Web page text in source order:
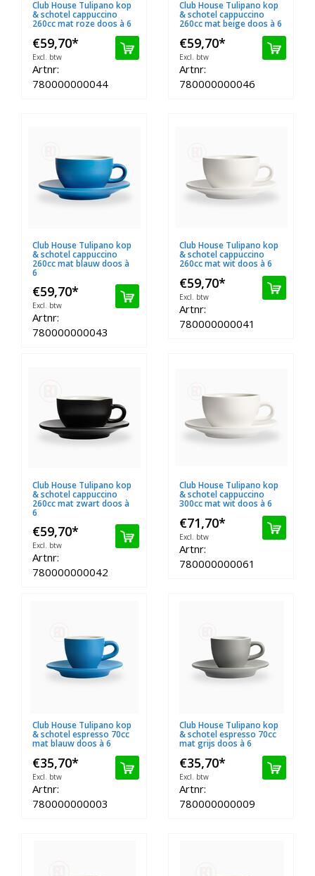
Club House Tulipano kop
& schotel cappuccino
260cc mat roze doos à 6
€59,70*
Excl. btw
Artnr:
780000000044
Club House Tulipano kop
& schotel cappuccino
260cc mat beige doos à 6
€59,70*
Excl. btw
Artnr:
780000000046
Club House Tulipano kop
& schotel cappuccino
260cc mat blauw doos à
6
€59,70*
Excl. btw
Artnr:
780000000043
Club House Tulipano kop
& schotel cappuccino
260cc mat wit doos à 6
€59,70*
Excl. btw
Artnr:
780000000041
Club House Tulipano kop
& schotel cappuccino
260cc mat zwart doos à
6
€59,70*
Excl. btw
Artnr:
780000000042
Club House Tulipano kop
& schotel cappuccino
300cc mat wit doos à 6
€71,70*
Excl. btw
Artnr:
780000000061
Club House Tulipano kop
& schotel espresso 70cc
mat blauw doos à 6
€35,70*
Excl. btw
Artnr:
780000000003
Club House Tulipano kop
& schotel espresso 70cc
mat grijs doos à 6
€35,70*
Excl. btw
Artnr:
780000000009